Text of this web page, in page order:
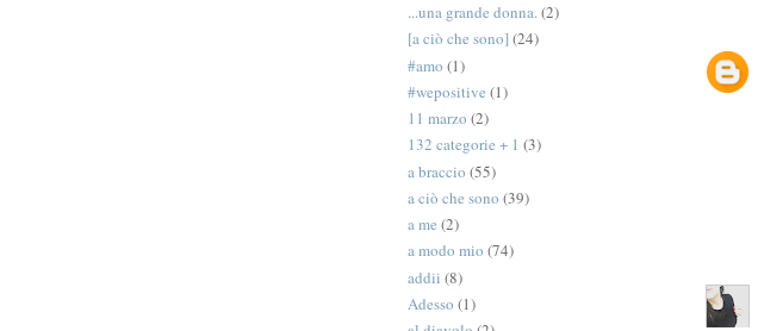
...una grande donna.(2)
[a ciò che sono] (24)
#amo (1)
#wepositive (1)
11 marzo (2)
132 categorie + 1 (3)
a braccio (55)
a ciò che sono (39)
a me (2)
a modo mio (74)
addii (8)
Adesso (1)